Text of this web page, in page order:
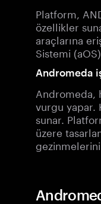
Platform,
özellikler
araçlarına
Sistemi
Andromeda
Andromeda,
vurgu yapar.
sunar.
üzere